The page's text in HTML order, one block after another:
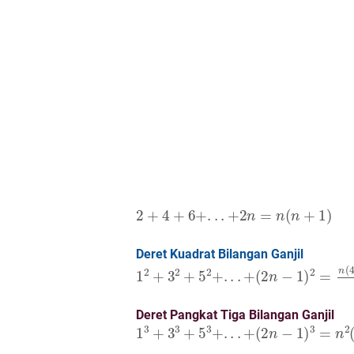
2 + .. n(
Deret Kuadrat Bilangan Ganjil
12 32 2+ −1 n(4 −1
Deret Pangkat Tiga Bilangan Ganjil
13+33+53+. . +(2 n−1)3=n2(2n −